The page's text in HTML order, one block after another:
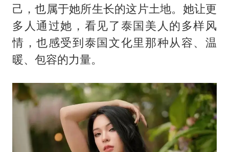
己，也属于她所生长的这片土地。她让更
多人通过她，看见了泰国美人的多样风
情，也感受到泰国文化里那种从容、温
暖、包容的力量。